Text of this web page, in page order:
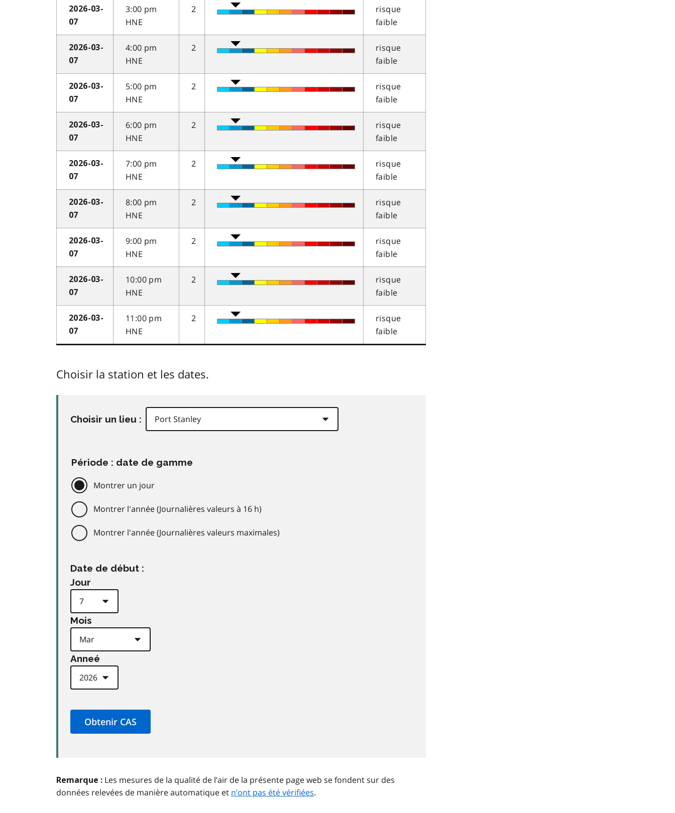
2026-03-
07
3:00 pm
HNE
2
risque
faible
2026-03-
07
4:00 pm
HNE
2
risque
faible
2026-03-
07
5:00 pm
HNE
2
risque
faible
2026-03-
07
6:00 pm
HNE
2
risque
faible
2026-03-
07
7:00 pm
HNE
2
risque
faible
2026-03-
07
8:00 pm
HNE
2
risque
faible
2026-03-
07
9:00 pm
HNE
2
risque
faible
2026-03-
07
10:00 pm
HNE
2
risque
faible
2026-03-
07
11:00 pm
HNE
2
risque
faible
Choisir la station et les dates.
Choisir un lieu :
Période : date de gamme
Montrer un jour
Montrer l'année (Journalières valeurs à 16 h)
Montrer l'année (Journalières valeurs maximales)
Date de début :
Jour
Mois
Anneé
Remarque : Les mesures de la qualité de l’air de la présente page web se fondent sur des
données relevées de manière automatique et n’ont pas été vérifiées.